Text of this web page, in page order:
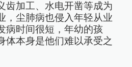
齿加工、水电开凿等成为
，尘肺病也侵入年轻从业
病时间很短，年幼的孩
体本身是他们难以承受之